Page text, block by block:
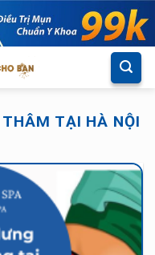
TẠI HÀ NỘI